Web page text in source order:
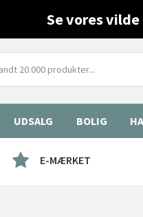
Se vores
UDSALG BOLIG
E-MÆRKET